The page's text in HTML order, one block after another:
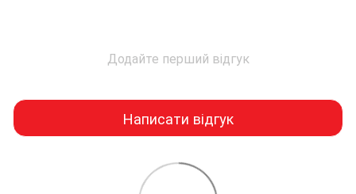
Додайте перший відгук
Написати відгук